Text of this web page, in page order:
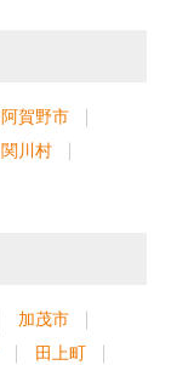
阿賀野市
関川村
加茂市
田上町